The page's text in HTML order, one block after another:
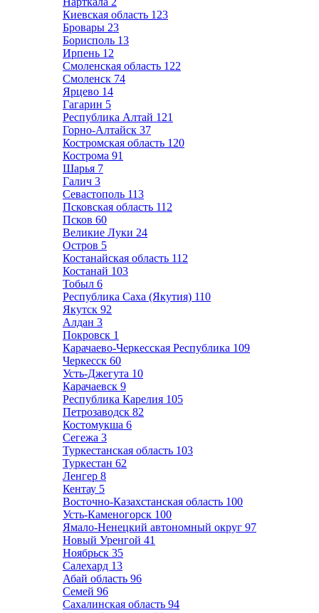
Киевская область 123
Бровары 23
Борисполь 13
Ирпень 12
Смоленская область 122
Смоленск 74
Ярцево 14
Гагарин 5
Республика Алтай 121
Горно-Алтайск 37
Костромская область 120
Кострома 91
Шарья 7
Галич 3
Севастополь 113
Псковская область 112
Псков 60
Великие Луки 24
Остров 5
Костанайская область 112
Костанай 103
Тобыл 6
Республика Саха (Якутия) 110
Якутск 92
Алдан 3
Покровск 1
Карачаево-Черкесская Республика 109
Черкесск 60
Усть-Джегута 10
Карачаевск 9
Республика Карелия 105
Петрозаводск 82
Костомукша 6
Сегежа 3
Туркестанская область 103
Туркестан 62
Ленгер 8
Кентау 5
Восточно-Казахстанская область 100
Усть-Каменогорск 100
Ямало-Ненецкий автономный округ 97
Новый Уренгой 41
Ноябрьск 35
Салехард 13
Абай область 96
Семей 96
Сахалинская область 94